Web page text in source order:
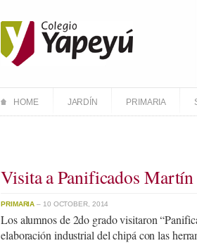
HOME JARDÍN PRIMARIA
Visita a Panificados Martín
PRIMARIA – 10 OCTOBER, 2014
Los alumnos de 2do grado visitaron
elaboración industrial del chipá con las